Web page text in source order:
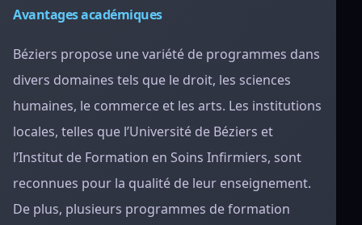
Avantages académiques
Béziers propose une variété de programmes dans
divers domaines tels que le droit, les sciences
humaines, le commerce et les arts. Les institutions
locales, telles que l’Université de Béziers et
l’Institut de Formation en Soins Infirmiers, sont
reconnues pour la qualité de leur enseignement.
De plus, plusieurs programmes de formation